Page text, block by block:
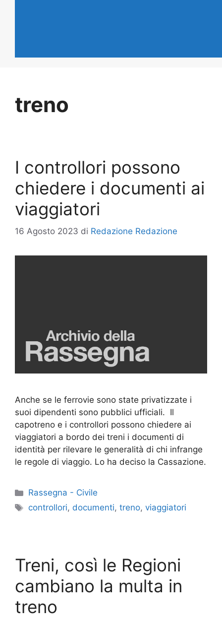
treno
I controllori possono
chiedere i documenti ai
viaggiatori
16 Agosto 2023 di Redazione Redazione
Anche se le ferrovie sono state privatizzate i
suoi dipendenti sono pubblici ufficiali. Il
capotreno e i controllori possono chiedere ai
viaggiatori a bordo dei treni i documenti di
identità per rilevare le generalità di chi infrange
le regole di viaggio. Lo ha deciso la Cassazione.
Categorie
Rassegna - Civile
Tag
controllori, documenti,treno,viaggiatori
Treni, così le Regioni
cambiano la multa in
treno